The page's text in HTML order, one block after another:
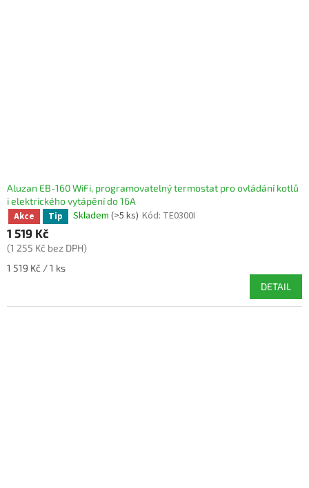
Aluzan EB-160 WiFi, programovatelný termostat pro ovládání kotlů
i elektrického vytápění do 16A
Akce Tip Skladem (>5 ks) Kód: TE0300I
1 519 Kč
(1 255 Kč bez DPH)
Měrná
1 519 Kč / 1 ks
DETAIL